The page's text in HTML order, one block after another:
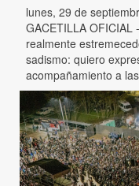
lunes, 29 de
GACETILLA OFICIAL
realmente
sadismo: quiero
acompañamiento a